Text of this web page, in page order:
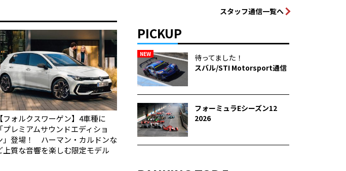
【フォルクスワーゲン】4車種に
「プレミアムサウンドエディショ
」登場！ ハーマン・カルドンな
上質な音響を楽しむ限定モデル
スタッフ通信一覧へ
PICKUP
NEW
待ってました！
スバル/STI Motorsport通信
フォーミュラEシーズン12
2026